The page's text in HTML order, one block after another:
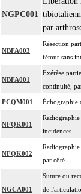
traitée.
Toute
NGPC001
par
NBFA003
Résection
fémur sans
NBFA001
Exérèse
continuité,
PCQM001 Échographie
NFQK001
incidences
NFQK002
par côté
NGCA001
Suture ou
de